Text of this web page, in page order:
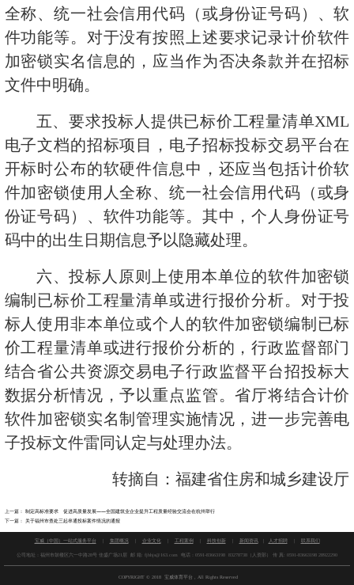
全称、统一社会信用代码（或身份证号码）、软
件功能等。对于没有按照上述要求记录计价软件
加密锁实名信息的，应当作为否决条款并在招标
文件中明确。
五、要求投标人提供已标价工程量清单XML
电子文档的招标项目，电子招标投标交易平台在
开标时公布的软硬件信息中，还应当包括计价软
件加密锁使用人全称、统一社会信用代码（或身
份证号码）、软件功能等。其中，个人身份证号
码中的出生日期信息予以隐藏处理。
六、投标人原则上使用本单位的软件加密锁
编制已标价工程量清单或进行报价分析。对于投
标人使用非本单位或个人的软件加密锁编制已标
价工程量清单或进行报价分析的，行政监督部门
结合省公共资源交易电子行政监督平台招投标大
数据分析情况，予以重点监管。省厅将结合计价
软件加密锁实名制管理实施情况，进一步完善电
子投标文件雷同认定与处理办法。
转摘自：福建省住房和城乡建设厅
上一篇： 制定高标准要求 促进高质量发展——全国建筑业企业提升工程质量经验交流会在杭州举行
下一篇： 关于福州市查处三起串通投标案件情况的通报
宝威（中国）一站式服务平台 | 集团概况 | 企业文化 | 工程案例 | 科技创新| 新闻资讯 | 人才招聘| 联系我们
公司地址：福州市鼓楼区六一中路28号 佳盛广场21层 邮 箱: fjhhjs@163.com 电话：0591-83663198 83278738（人资部） 传 真: 0591-83663198 28922290
COPYRIGHT © 2018 宝威体育平台 , All Rights Reserved